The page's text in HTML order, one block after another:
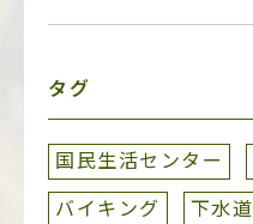
タグ
国民生活センター
バイキング
下水道